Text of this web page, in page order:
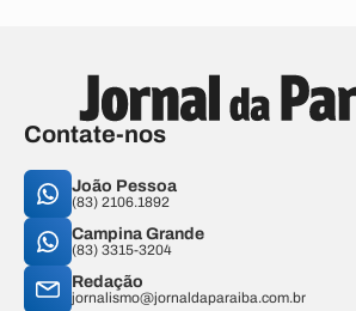
Contate-nos
João Pessoa
(83) 2106.1892
Campina Grande
(83) 3315-3204
Redação
jornalismo@jornaldaparaiba.com.br